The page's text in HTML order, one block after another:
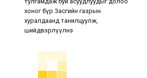
хоног бүр Засгийн газрын
хуралдаанд танилцуулж,
шийдвэрлүүлнэ